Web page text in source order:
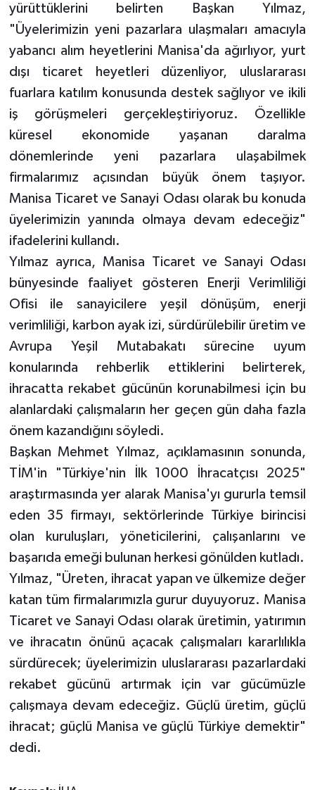
yürüttüklerini belirten Başkan Yılmaz,
"Üyelerimizin yeni pazarlara ulaşmaları amacıyla
yabancı alım heyetlerini Manisa'da ağırlıyor, yurt
dışı ticaret heyetleri düzenliyor, uluslararası
fuarlara katılım konusunda destek sağlıyor ve ikili
iş görüşmeleri gerçekleştiriyoruz. Özellikle
küresel ekonomide yaşanan daralma
dönemlerinde yeni pazarlara ulaşabilmek
firmalarımız açısından büyük önem taşıyor.
Manisa Ticaret ve Sanayi Odası olarak bu konuda
üyelerimizin yanında olmaya devam edeceğiz"
ifadelerini kullandı.
Yılmaz ayrıca, Manisa Ticaret ve Sanayi Odası
bünyesinde faaliyet gösteren Enerji Verimliliği
Ofisi ile sanayicilere yeşil dönüşüm, enerji
verimliliği, karbon ayak izi, sürdürülebilir üretim ve
Avrupa Yeşil Mutabakatı sürecine uyum
konularında rehberlik ettiklerini belirterek,
ihracatta rekabet gücünün korunabilmesi için bu
alanlardaki çalışmaların her geçen gün daha fazla
önem kazandığını söyledi.
Başkan Mehmet Yılmaz, açıklamasının sonunda,
TİM'in "Türkiye'nin İlk 1000 İhracatçısı 2025"
araştırmasında yer alarak Manisa'yı gururla temsil
eden 35 firmayı, sektörlerinde Türkiye birincisi
olan kuruluşları, yöneticilerini, çalışanlarını ve
başarıda emeği bulunan herkesi gönülden kutladı.
Yılmaz, "Üreten, ihracat yapan ve ülkemize değer
katan tüm firmalarımızla gurur duyuyoruz. Manisa
Ticaret ve Sanayi Odası olarak üretimin, yatırımın
ve ihracatın önünü açacak çalışmaları kararlılıkla
sürdürecek; üyelerimizin uluslararası pazarlardaki
rekabet gücünü artırmak için var gücümüzle
çalışmaya devam edeceğiz. Güçlü üretim, güçlü
ihracat; güçlü Manisa ve güçlü Türkiye demektir"
dedi.